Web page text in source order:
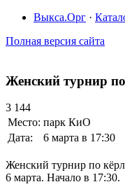
Выкса.Орг ·
Полная версия сайта
Женский турнир
3 144
Место: парк КиО
Дата:
6 марта в 17:30
Женский турнир по
6 марта. Начало в 17:30.